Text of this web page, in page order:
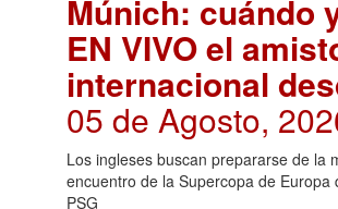
Múnich: cuándo
EN VIVO el
internacional
05 de Agosto,
Los ingleses buscan prepararse de la
encuentro de la Supercopa de Europa
PSG